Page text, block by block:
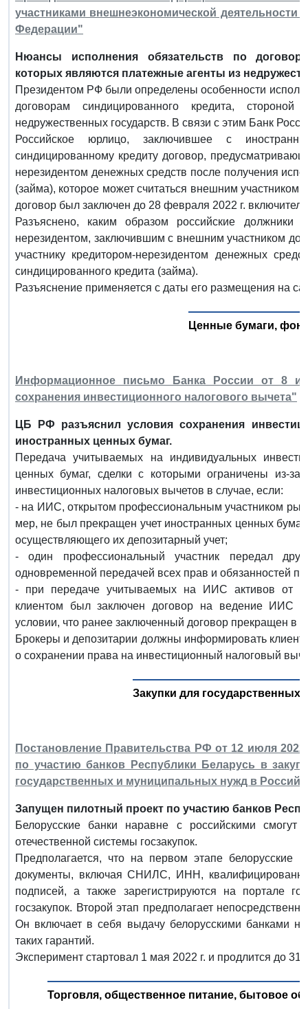
участниками внешнеэкономической
Федерации"
Нюансы исполнения обязательств по
которых являются платежные агенты из
Президентом РФ были определены особенности
договорам синдицированного кредита,
недружественных государств. В связи с этим Банк
Российское юрлицо, заключившее с
синдицированному кредиту договор,
нерезидентом денежных средств после получения
(займа), которое может считаться внешним
договор был заключен до 28 февраля 2022 г.
Разъяснено, каким образом российские должники
нерезидентом, заключившим с внешним участником
участнику кредитором-нерезидентом денежных
синдицированного кредита (займа).
Разъяснение применяется с даты его размещения на
Ценные бумаги,
Информационное письмо Банка России от 8
сохранения инвестиционного налогового вычета"
ЦБ РФ разъяснил условия сохранения
иностранных ценных бумаг.
Передача учитываемых на индивидуальных
ценных бумаг, сделки с которыми ограничены из-
инвестиционных налоговых вычетов в случае, если:
- на ИИС, открытом профессиональным участником
мер, не был прекращен учет иностранных ценных
осуществляющего их депозитарный учет;
- один профессиональный участник передал
одновременной передачей всех прав и обязанностей
- при передаче учитываемых на ИИС активов от
клиентом был заключен договор на ведение ИИС
условии, что ранее заключенный договор прекращен в
Брокеры и депозитарии должны информировать
о сохранении права на инвестиционный налоговый
Закупки для
Постановление Правительства РФ от 12 июля
по участию банков Республики Беларусь в
государственных и муниципальных нужд в
Запущен пилотный проект по участию банков
Белорусские банки наравне с российскими смогут
отечественной системы госзакупок.
Предполагается, что на первом этапе
документы, включая СНИЛС, ИНН,
подписей, а также зарегистрируются на портале
госзакупок. Второй этап предполагает
Он включает в себя выдачу белорусскими банками
таких гарантий.
Эксперимент стартовал 1 мая 2022 г. и продлится до 31
Торговля, общественное питание, бытовое